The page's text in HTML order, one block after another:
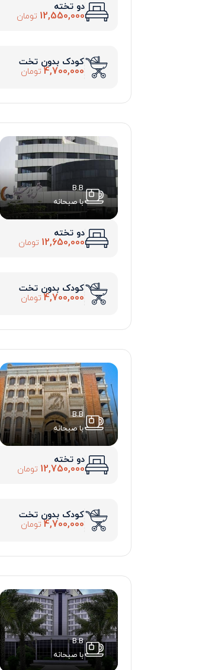
دو تخته
12,550,000 تومان
کودک بدون تخت
4,700,000 تومان
B.B
با صبحانه
دو تخته
12,650,000 تومان
کودک بدون تخت
4,700,000 تومان
B.B
با صبحانه
دو تخته
12,750,000 تومان
کودک بدون تخت
4,700,000 تومان
B.B
با صبحانه